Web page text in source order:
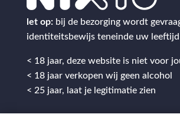
let op: bij de bezorging wordt
identiteitsbewijs teneinde uw
< 18 jaar, deze website is niet voor
< 18 jaar verkopen wij geen alcohol
< 25 jaar, laat je legitimatie zien